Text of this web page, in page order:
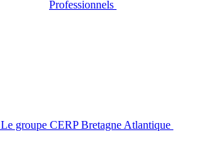
Professionnels
Le groupe CERP Bretagne Atlantique